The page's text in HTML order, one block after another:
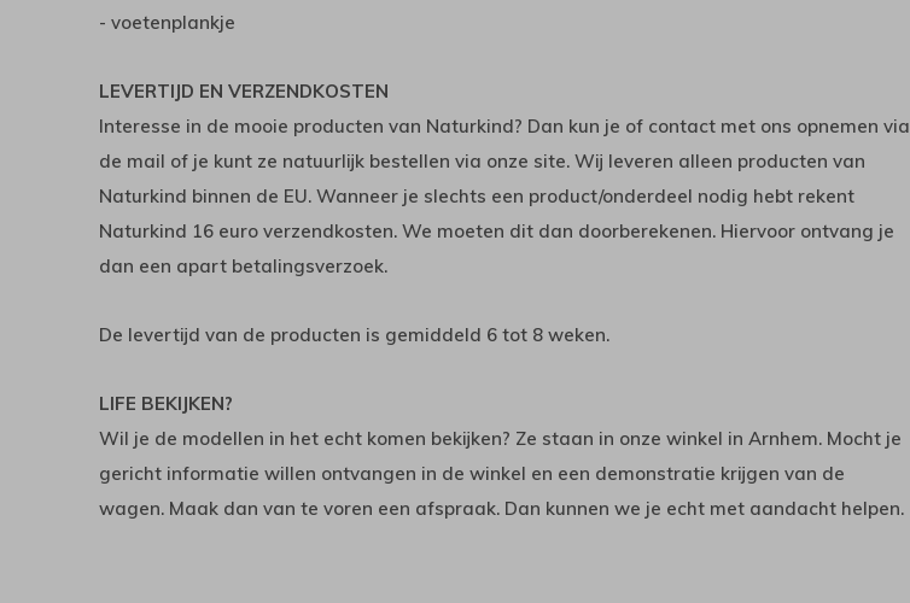
- voetenplankje
LEVERTIJD EN VERZENDKOSTEN
Interesse in de mooie producten van Naturkind? Dan kun je of contact met ons opnemen via
de mail of je kunt ze natuurlijk bestellen via onze site. Wij leveren alleen producten van
Naturkind binnen de EU. Wanneer je slechts een product/onderdeel nodig hebt rekent
Naturkind 16 euro verzendkosten. We moeten dit dan doorberekenen. Hiervoor ontvang je
dan een apart betalingsverzoek.
De levertijd van de producten is gemiddeld 6 tot 8 weken.
LIFE BEKIJKEN?
Wil je de modellen in het echt komen bekijken? Ze staan in onze winkel in Arnhem. Mocht je
gericht informatie willen ontvangen in de winkel en een demonstratie krijgen van de
wagen. Maak dan van te voren een afspraak. Dan kunnen we je echt met aandacht helpen.